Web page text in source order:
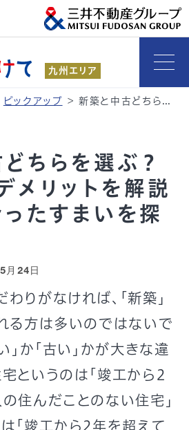
九州エリア
ピックアップ > 新築と中古どちらを選ぶ？メリットとデメリットを解説 – 自分に合ったすまいを探そう
ちらを選ぶ？
メリットを解説
たすまいを探
月24日
りがなければ、「新築」
る方は多いのではないで
」か「古い」かが大きな違
というのは「竣工から2
住んだことのない住宅」
「竣工から2年を超えて